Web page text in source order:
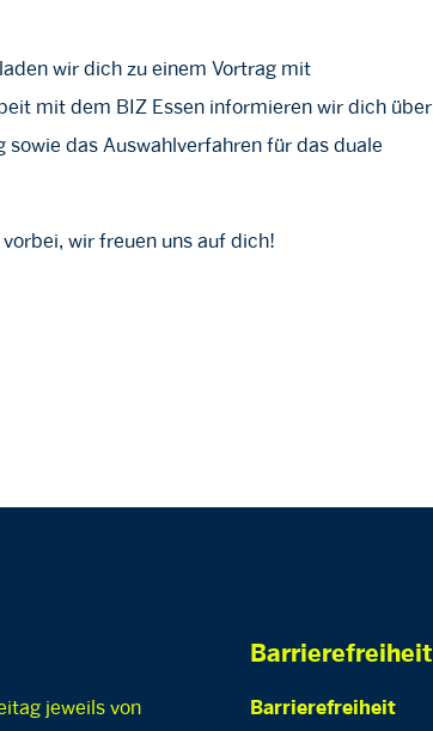
wir dich zu einem Vortrag mit
mit dem BIZ Essen informieren wir dich über
das Auswahlverfahren für das duale
wir freuen uns auf dich!
jeweils von
Barrierefreiheit
Barrierefreiheit